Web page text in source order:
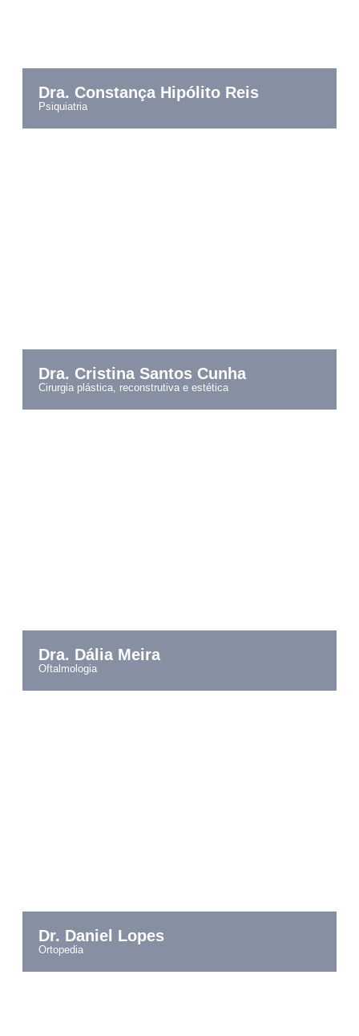
Dra. Constança Hipólito Reis
psiquiatria
Dra. Cristina Santos Cunha
cirurgia plástica, reconstrutiva e estética
Dra. Dália Meira
oftalmologia
Dr. Daniel Lopes
ortopedia